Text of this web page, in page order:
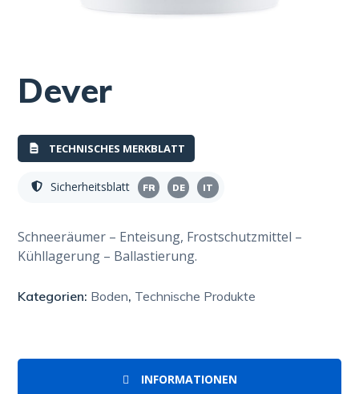
Dever
TECHNISCHES MERKBLATT
Sicherheitsblatt FR DE IT
Schneeräumer – Enteisung, Frostschutzmittel –
Kühllagerung – Ballastierung.
Kategorien: Boden, Technische Produkte
INFORMATIONEN